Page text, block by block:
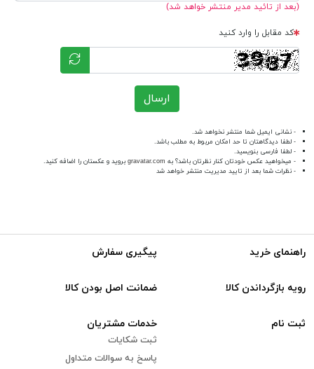
(بعد از تائید مدیر منتشر خواهد شد)
کد مقابل را وارد کنید
ارسال
- نشانی ایمیل شما منتشر نخواهد شد.
- لطفا دیدگاهتان تا حد امکان مربوط به مطلب باشد.
- لطفا فارسی بنویسید.
- میخواهید عکس خودتان کنار نظرتان باشد؟ به gravatar.com بروید و عکستان را اضافه کنید.
- نظرات شما بعد از تایید مدیریت منتشر خواهد شد
راهنمای خرید پیگیری سفارش
رویه بازگرداندن کالا ضمانت اصل بودن کالا
ثبت نام خدمات مشتریان
ثبت شکایات
پاسخ به سوالات متداول